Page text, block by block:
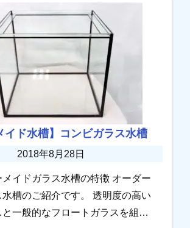
イド水槽】コンビガラス水槽
2018年8月28日
メイドガラス水槽の特徴 オーダー
水槽のご紹介です。 透明度の高い
と一般的なフロートガラスを組み